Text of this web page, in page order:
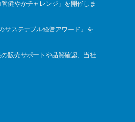
健やかチャレンジ」を開催しま
サステナブル経営アワード」を
販売サポートや品質確認、当社